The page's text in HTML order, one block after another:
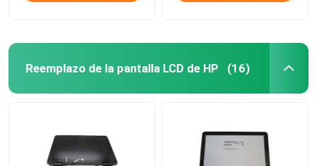
Reemplazo de la pantalla LCD de HP (16)